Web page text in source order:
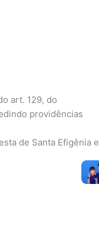
art. 129, do
providências
de Santa Efigênia e